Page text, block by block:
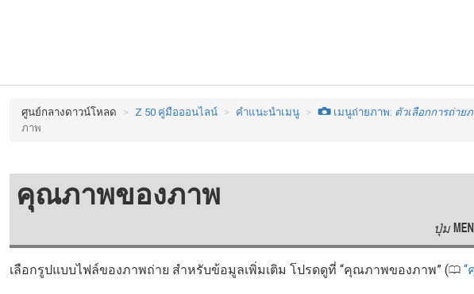
ศูนย์กลางดาวน์โหลด Z 50 คู่มือออนไลน์ คำแนะนำเมนู C เมนูถ่ายภาพ: ตัวเลือกการถ่าย
ภาพ
คุณภาพของภาพ
ปุ่ม
เลือกรูปแบบไฟล์ของภาพถ่าย สำหรับข้อมูลเพิ่มเติม โปรดดูที่ “คุณภาพของภาพ” (0